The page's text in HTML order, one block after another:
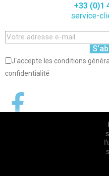
+33 (0)1
service-
J'accepte les conditions
confidentialité